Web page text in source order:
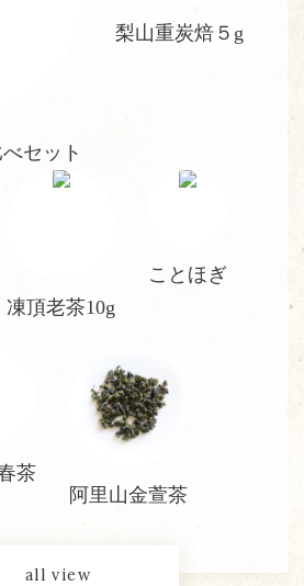
セット
梨山重炭焙５g
凍頂老茶10g
ことほぎ
茶
阿里山金萱茶
all view